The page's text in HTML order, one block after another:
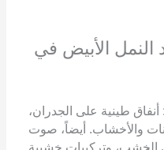
الأبيض في
طينية على الجدران،
والأخشاب. أيضاً، صوت
وتركيبات خشبية